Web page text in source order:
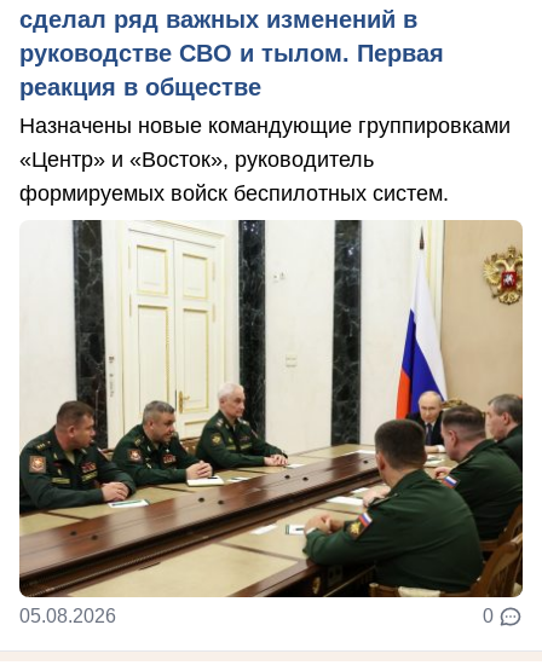
сделал ряд важных изменений в
руководстве СВО и тылом. Первая
реакция в обществе
Назначены новые командующие группировками
«Центр» и «Восток», руководитель
формируемых войск беспилотных систем.
05.08.2026 0